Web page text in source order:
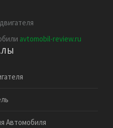
avtomobil-review.ru
Автомобиля